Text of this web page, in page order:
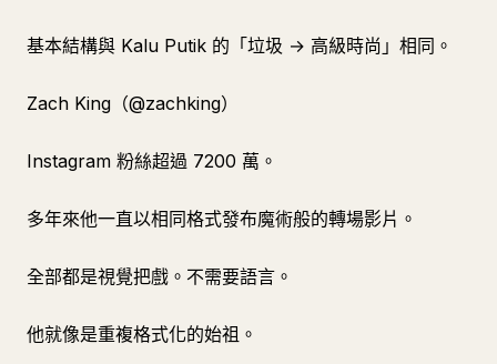
基本結構與 Kalu Putik 的「垃圾 → 高級時尚」相同。
Zach King（@zachking）
Instagram 粉絲超過 7200 萬。
多年來他一直以相同格式發布魔術般的轉場影片。
全部都是視覺把戲。不需要語言。
他就像是重複格式化的始祖。